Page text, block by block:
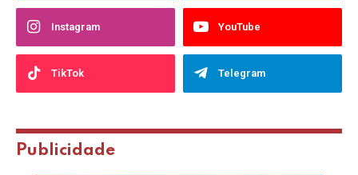
Instagram YouTube
TikTok Telegram
Publicidade